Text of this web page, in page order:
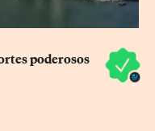
poderosos